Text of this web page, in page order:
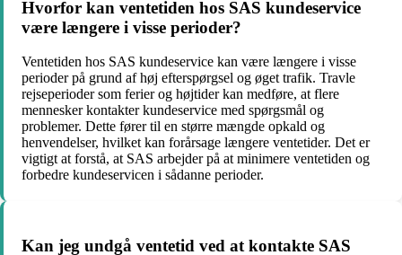
Hvorfor kan ventetiden hos SAS kundeservice
være længere i visse perioder?
Ventetiden hos SAS kundeservice kan være længere i visse
perioder på grund af høj efterspørgsel og øget trafik. Travle
rejseperioder som ferier og højtider kan medføre, at flere
mennesker kontakter kundeservice med spørgsmål og
problemer. Dette fører til en større mængde opkald og
henvendelser, hvilket kan forårsage længere ventetider. Det er
vigtigt at forstå, at SAS arbejder på at minimere ventetiden og
forbedre kundeservicen i sådanne perioder.
Kan jeg undgå ventetid ved at kontakte SAS